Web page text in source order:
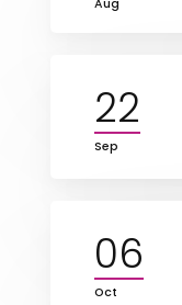
Aug
22
Sep
06
Oct